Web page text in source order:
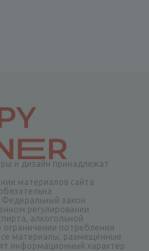
и дизайн принадлежат
материалов сайта
закон
регулировании
алкогольной
потребления
материалы, размещённые
информационный характер